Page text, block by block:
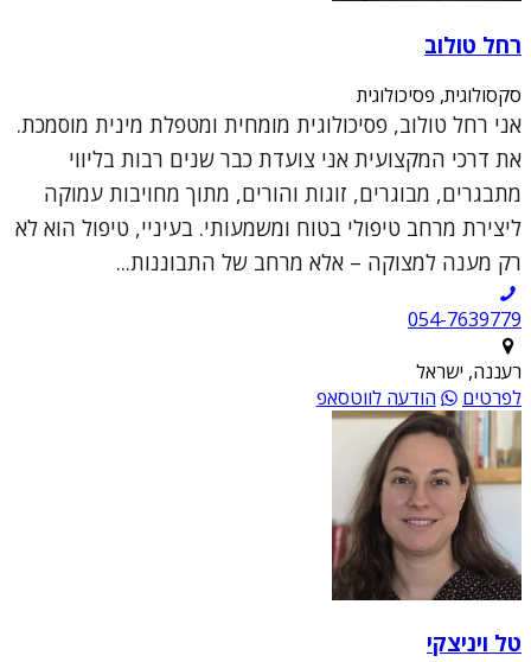
רחל טולוב
סקסולוגית, פסיכולוגית
אני רחל טולוב, פסיכולוגית מומחית ומטפלת מינית מוסמכת.
את דרכי המקצועית אני צועדת כבר שנים רבות בליווי
מתבגרים, מבוגרים, זוגות והורים, מתוך מחויבות עמוקה
ליצירת מרחב טיפולי בטוח ומשמעותי. בעיניי, טיפול הוא לא
רק מענה למצוקה – אלא מרחב של התבוננות...
054-7639779
רעננה, ישראל
לפרטים
הודעה לווטסאפ
טל ויניצקי